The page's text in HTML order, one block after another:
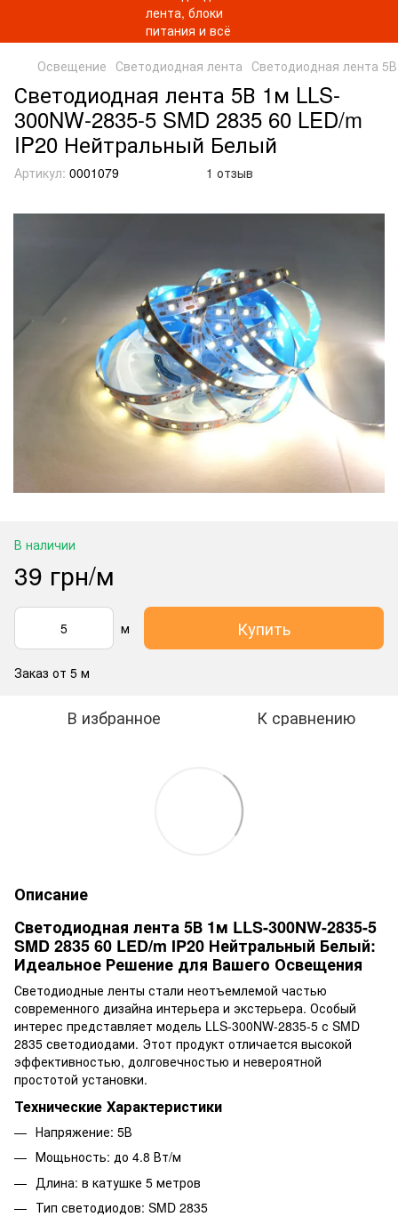
Освещение Светодиодная лента Светодиодная лента 5В
Светодиодная лента 5В 1м LLS-
300NW-2835-5 SMD 2835 60 LED/m
IP20 Нейтральный Белый
Артикул: 0001079 1 отзыв
В наличии
39 грн/м
м Купить
Заказ от 5 м
В избранное К сравнению
Описание
Светодиодная лента 5В 1м LLS-300NW-2835-5
SMD 2835 60 LED/m IP20 Нейтральный Белый:
Идеальное Решение для Вашего Освещения
Светодиодные ленты стали неотъемлемой частью
современного дизайна интерьера и экстерьера. Особый
интерес представляет модель LLS-300NW-2835-5 с SMD
2835 светодиодами. Этот продукт отличается высокой
эффективностью, долговечностью и невероятной
простотой установки.
Технические Характеристики
Напряжение: 5В
Мощьность: до 4.8 Вт/м
Длина: в катушке 5 метров
Тип светодиодов: SMD 2835